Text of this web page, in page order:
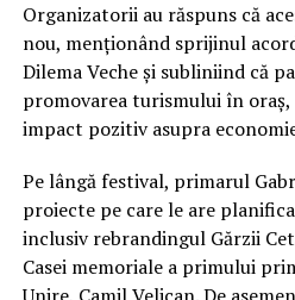
Organizatorii au răspuns că
nou, menționând sprijinul
Dilema Veche și subliniind că
promovarea turismului în oraș,
impact pozitiv asupra
Pe lângă festival, primarul
proiecte pe care le are
inclusiv rebrandingul Gărzii
Casei memoriale a primului